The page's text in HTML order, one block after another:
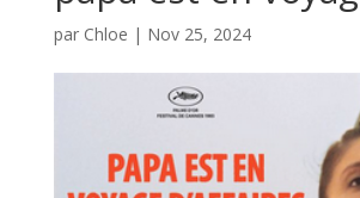
par Chloe | Nov 25, 2024